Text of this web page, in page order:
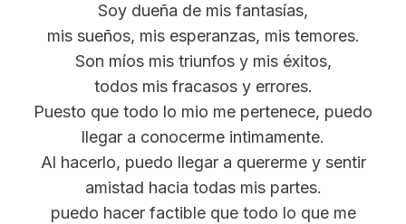
Soy dueña de mis fantasías,
mis sueños, mis esperanzas, mis temores.
Son míos mis triunfos y mis éxitos,
todos mis fracasos y errores.
Puesto que todo lo mio me pertenece, puedo
llegar a conocerme intimamente.
Al hacerlo, puedo llegar a quererme y sentir
amistad hacia todas mis partes.
puedo hacer factible que todo lo que me